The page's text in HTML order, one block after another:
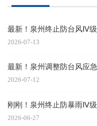
最新！泉州终止防台风Ⅳ
2026-07-13
最新！泉州调整防台风应
2026-07-12
刚刚！泉州终止防暴雨Ⅳ级
2026-06-27